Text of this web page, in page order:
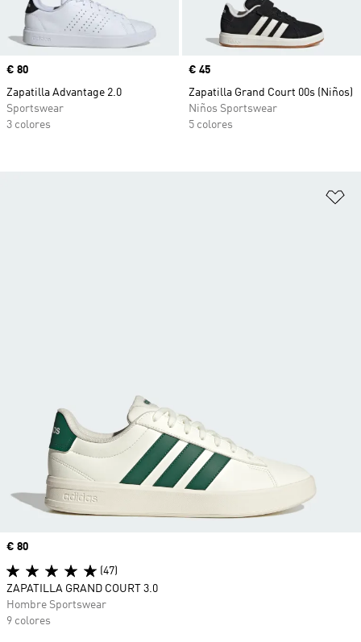
Precio
€ 80
Zapatilla Advantage 2.0
Sportswear
3 colores
Precio
€ 45
Zapatilla Grand Court 00s (Niños)
Niños Sportswear
5 colores
Precio
€ 80
(47)
ZAPATILLA GRAND COURT 3.0
Hombre Sportswear
9 colores